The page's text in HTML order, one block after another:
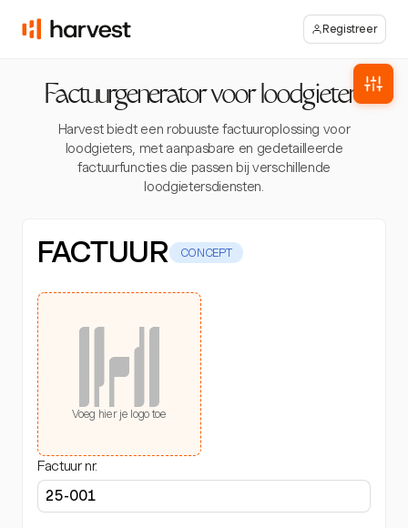
Registreer
Factuurgenerator voor loodgieters
Harvest biedt een robuuste factuuroplossing voor
loodgieters, met aanpasbare en gedetailleerde
factuurfuncties die passen bij verschillende
loodgietersdiensten.
FACTUUR CONCEPT
Voeg hier je logo toe
Factuur nr.